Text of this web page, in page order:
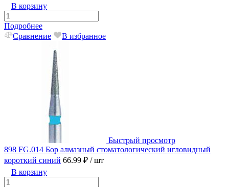
В корзину
Подробнее
Сравнение
В избранное
Быстрый просмотр
898 FG.014 Бор алмазный стоматологический игловидный
короткий синий 66.99 ₽ / шт
В корзину